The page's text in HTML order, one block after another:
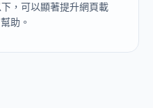
，可以顯著提升網頁載
助。